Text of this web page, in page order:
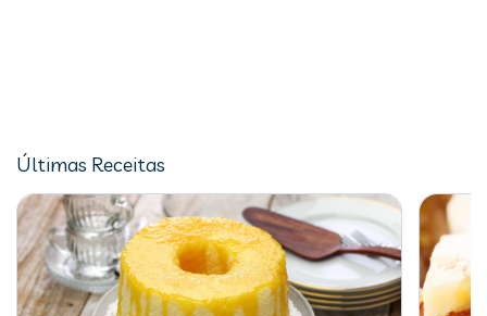
Últimas Receitas